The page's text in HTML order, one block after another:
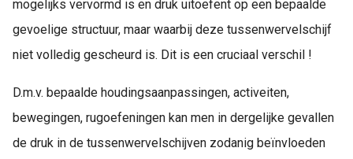
mogelijks vervormd is en druk uitoefent op een bepaalde
gevoelige structuur, maar waarbij deze tussenwervelschijf
niet volledig gescheurd is. Dit is een cruciaal verschil !
D.m.v. bepaalde houdingsaanpassingen, activeiten,
bewegingen, rugoefeningen kan men in dergelijke gevallen
de druk in de tussenwervelschijven zodanig beïnvloeden